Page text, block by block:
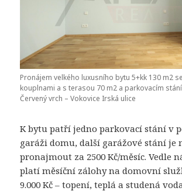
Pronájem velkého luxusního bytu 5+kk 130 m2
kouplnami a s terasou 70 m2 a parkovacím
Červený vrch – Vokovice Irská ulice
K bytu patří jedno parkovací stání v
garáži domu, další garážové stání je
pronajmout za 2500 Kč/měsíc. Vedle
platí měsíční zálohy na domovní
9.000 Kč – topení, teplá a studená